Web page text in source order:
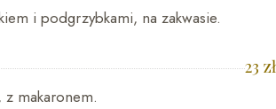
i podgrzybkami, na zakwasie.
23 zł
makaronem.